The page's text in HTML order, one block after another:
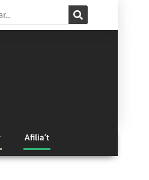
Afilia’t